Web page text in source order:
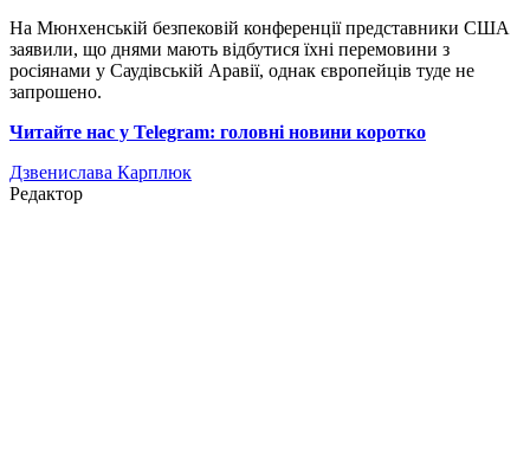
На Мюнхенській безпековій конференції представники США
заявили, що днями мають відбутися їхні перемовини з
росіянами у Саудівській Аравії, однак європейців туде не
запрошено.
Читайте нас у Telegram: головні новини коротко
Дзвенислава Карплюк
Редактор